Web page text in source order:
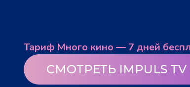
Тариф Много кино — 7 дней
СМОТРЕТЬ IMPULS TV